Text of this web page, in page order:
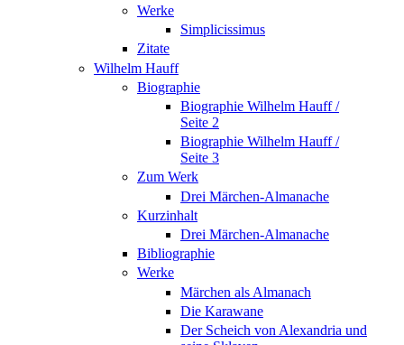
Werke
Simplicissimus
Zitate
Wilhelm Hauff
Biographie
Biographie Wilhelm Hauff /
Seite 2
Biographie Wilhelm Hauff /
Seite 3
Zum Werk
Drei Märchen-Almanache
Kurzinhalt
Drei Märchen-Almanache
Bibliographie
Werke
Märchen als Almanach
Die Karawane
Der Scheich von Alexandria und